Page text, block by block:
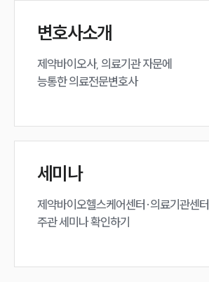
변호사소개
제약바이오사, 의료기관 자문에
능통한 의료전문변호사
세미나
제약바이오헬스케어센터·의료기관센터
주관 세미나 확인하기